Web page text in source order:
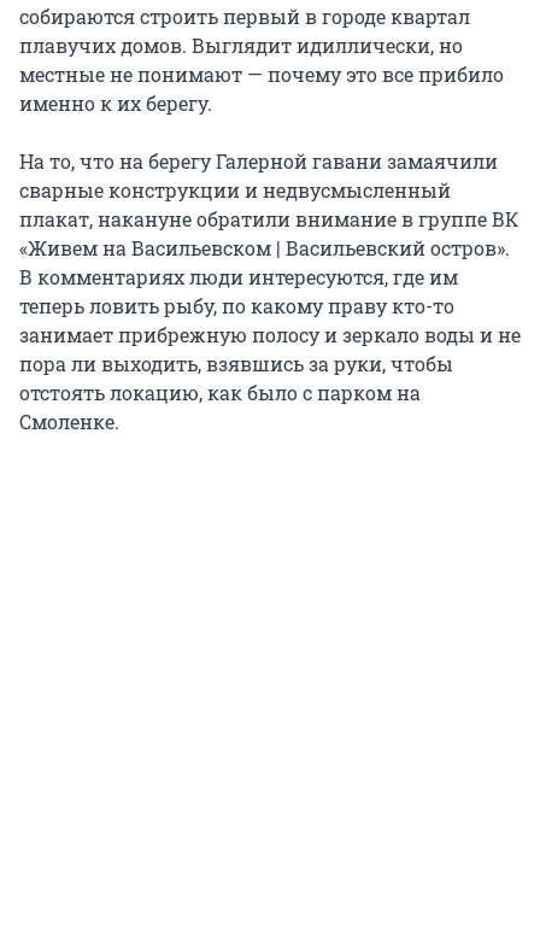
собираются строить первый в городе квартал
плавучих домов. Выглядит идиллически, но
местные не понимают — почему это все прибило
именно к их берегу.
На то, что на берегу Галерной гавани замаячили
сварные конструкции и недвусмысленный
плакат, накануне обратили внимание в группе ВК
«Живем на Васильевском | Васильевский остров».
В комментариях люди интересуются, где им
теперь ловить рыбу, по какому праву кто-то
занимает прибрежную полосу и зеркало воды и не
пора ли выходить, взявшись за руки, чтобы
отстоять локацию, как было с парком на
Смоленке.